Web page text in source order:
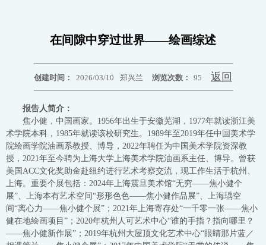
在间隙中穿过世界——绘画综述
创建时间： 2026/03/10 郑兴兰 浏览次数： 95 返回
报告人简介：
焦小健，中国画家。1956年出生于安徽芜湖，1977年就读浙江美
术学院本科，1985年就读该校研究生。1989年至2019年任中国美术学
院绘画学院油画系教授、博导，2022年聘任为中国美术学院资深教
授，2021年至今聘为上海大学上海美术学院油画系主任、博导。曾获
美国ACC文化奖助金赴纽约进行艺术考察交流，现工作生活于杭州、
上海。重要个展包括：2024年上海震旦美术馆“无穷——焦小健个
展”、上海本有艺术空间“形形色色——焦小健作品展”、上海瑀空
间“离心力——焦小健个展”；2021年上海寄存处“一千零一张——焦小
健在地绘画项目”；2020年杭州人可艺术中心“谁的手指？指向哪里？
——焦小健新作展”；2019年杭州大屋顶文化艺术中心“眼睛那片蓝／